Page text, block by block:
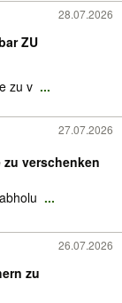
28.07.2026
ZU
zu v ...
27.07.2026
verschenken
...
26.07.2026
zu